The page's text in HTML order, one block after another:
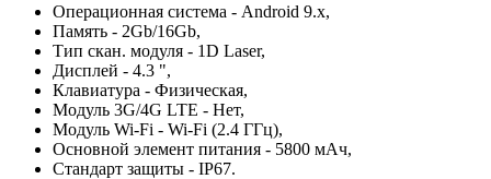
Операционная система - Android 9.x,
Память - 2Gb/16Gb,
Тип скан. модуля - 1D Laser,
Дисплей - 4.3 ",
Клавиатура - Физическая,
Модуль 3G/4G LTE - Нет,
Модуль Wi-Fi - Wi-Fi (2.4 ГГц),
Основной элемент питания - 5800 мАч,
Стандарт защиты - IP67.